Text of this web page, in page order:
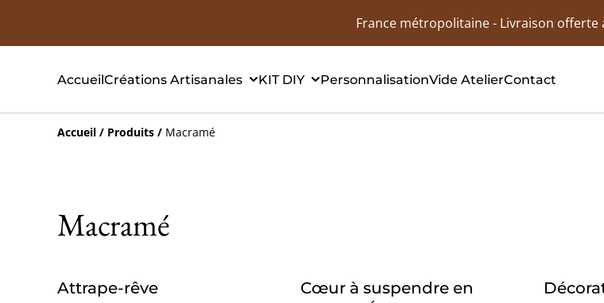
France métropolitaine - Livraison offerte
AccueilCréations Artisanales KIT DIY PersonnalisationVide AtelierContact
Accueil / Produits / Macramé
Macramé
Attrape-rêve
Cœur à suspendre en